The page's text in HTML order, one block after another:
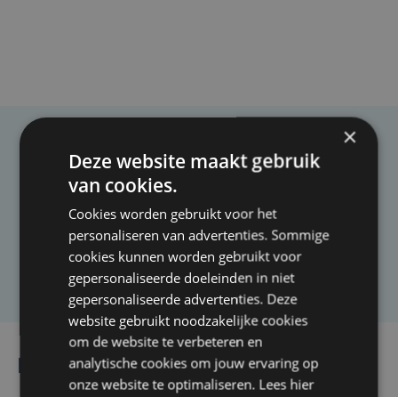
Taalfout opgemerkt?
Heb je een taal- of schrijffout opgemerkt in dit
artikel?
Laat het ons weten
Lees ook
×
Deze website maakt gebruik
van cookies.
Cookies worden gebruikt voor het
personaliseren van advertenties. Sommige
cookies kunnen worden gebruikt voor
gepersonaliseerde doeleinden in niet
gepersonaliseerde advertenties. Deze
website gebruikt noodzakelijke cookies
om de website te verbeteren en
analytische cookies om jouw ervaring op
onze website te optimaliseren. Lees hier